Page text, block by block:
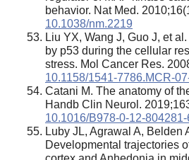
behavior. Nat Med.
10.1038/nm.2219
Liu YX, Wang J, Guo J, et
by p53 during the cellular
stress. Mol Cancer Res.
10.1158/1541-7786.MCR-
Catani M. The anatomy of
Handb Clin Neurol.
10.1016/B978-0-12-
Luby JL, Agrawal A, Belden
Developmental trajectories